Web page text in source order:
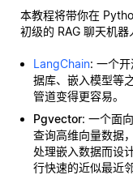
本教程将带你在
初级的 RAG 聊天机器
LangChain: 一个
据库、嵌入模型等
管道变得更容易。
Pgvector: 一个面
查询高维向量数据
处理嵌入数据而设
行快速的近似最近